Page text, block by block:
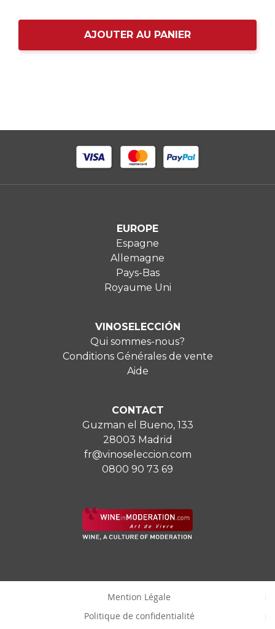
AJOUTER AU PANIER
EUROPE
Espagne
Allemagne
Pays-Bas
Royaume Uni
VINOSELECCIÓN
Qui sommes-nous?
Conditions Générales de vente
Aide
CONTACT
Guzman el Bueno, 133
28003 Madrid
fr@vinoseleccion.com
0800 90 73 69
Mention Légale
Politique de confidentialité